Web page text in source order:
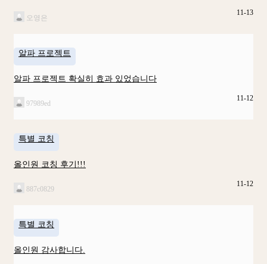
오영은
11-13
알파 프로젝트
알파 프로젝트 확실히 효과 있었습니다
97989ed
11-12
특별 코칭
올인원 코칭 후기!!!
887c0829
11-12
특별 코칭
올인원 감사합니다.